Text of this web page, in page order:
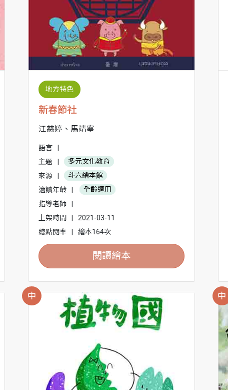
地方特色
新春節社
江慈婷、馬靖寧
語言
主題
多元文化教育
來源
斗六繪本館
適讀年齡
全齡適用
指導老師
上架時間
2021-03-11
總點閱率
繪本164次
閱讀繪本
中 中